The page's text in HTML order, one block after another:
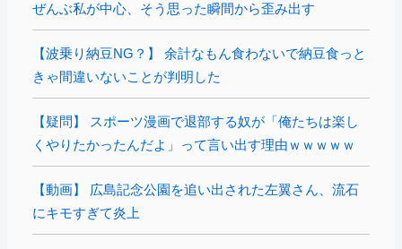
ぜんぶ私が中心、そう思った瞬間から歪み出す
【波乗り納豆NG？】 余計なもん食わないで納豆食っと
きゃ間違いないことが判明した
【疑問】 スポーツ漫画で退部する奴が「俺たちは楽し
くやりたかったんだよ」って言い出す理由ｗｗｗｗｗ
【動画】 広島記念公園を追い出された左翼さん、流石
にキモすぎて炎上